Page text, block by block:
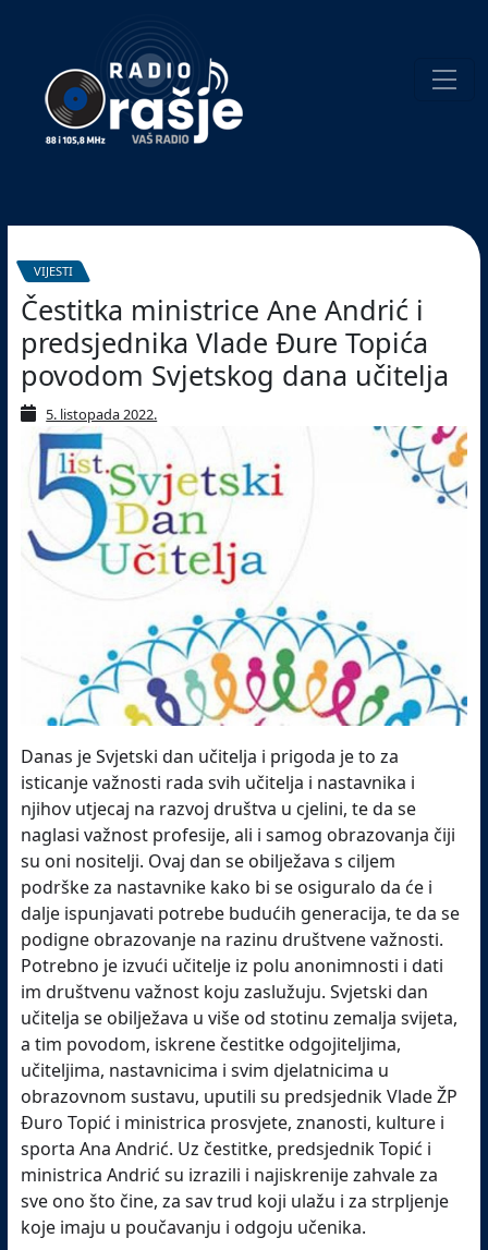
website!
VIJESTI
Čestitka ministrice Ane Andrić i
predsjednika Vlade Đure Topića
povodom Svjetskog dana učitelja
5. listopada 2022.
Danas je Svjetski dan učitelja i prigoda je to za
isticanje važnosti rada svih učitelja i nastavnika i
njihov utjecaj na razvoj društva u cjelini, te da se
naglasi važnost profesije, ali i samog obrazovanja čiji
su oni nositelji. Ovaj dan se obilježava s ciljem
podrške za nastavnike kako bi se osiguralo da će i
dalje ispunjavati potrebe budućih generacija, te da se
podigne obrazovanje na razinu društvene važnosti.
Potrebno je izvući učitelje iz polu anonimnosti i dati
im društvenu važnost koju zaslužuju. Svjetski dan
učitelja se obilježava u više od stotinu zemalja svijeta,
a tim povodom, iskrene čestitke odgojiteljima,
učiteljima, nastavnicima i svim djelatnicima u
obrazovnom sustavu, uputili su predsjednik Vlade ŽP
Đuro Topić i ministrica prosvjete, znanosti, kulture i
sporta Ana Andrić. Uz čestitke, predsjednik Topić i
ministrica Andrić su izrazili i najiskrenije zahvale za
sve ono što čine, za sav trud koji ulažu i za strpljenje
koje imaju u poučavanju i odgoju učenika.